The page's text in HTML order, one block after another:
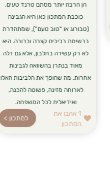
הן הרבה יותר מסתם טרנד טעים.
כוכבת המתכון כאן היא הגבינה
(טבורוג או "טוב טעם"), שמתהדרת
ברשימת רכיבים קצרה וברורה. היא
לא רק עשירה בחלבון, אלא גם דלה
מאוד בנתרן בהשוואה לגבינות
אחרות, מה שהופך את הלביבות האלו
לארוחה מזינה, פשוטה להכנה,
ואידיאלית לכל המשפחה.
1 אהבו את
המתכון
למתכון >